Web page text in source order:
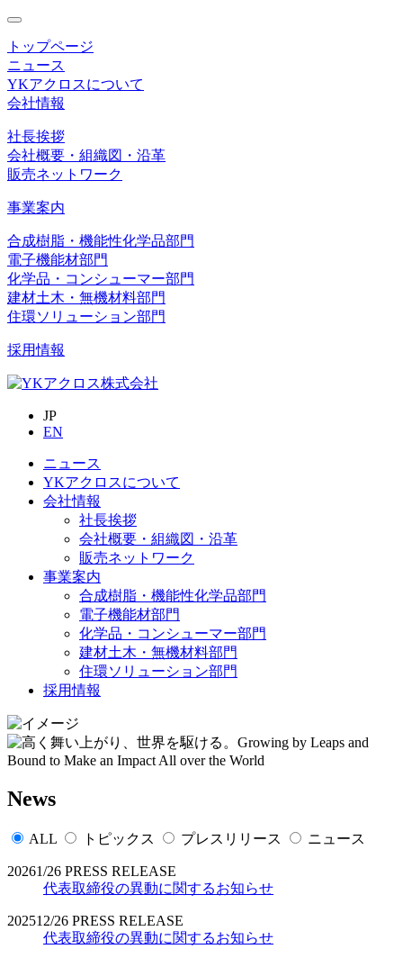
toggle
navigation
トップページ
ニュース
YKアクロスについて
会社情報
社長挨拶
会社概要・組織図・沿革
販売ネットワーク
事業案内
合成樹脂・機能性化学品部門
電子機能材部門
化学品・コンシューマー部門
建材土木・無機材料部門
住環ソリューション部門
採用情報
JP
EN
ニュース
YKアクロスについて
会社情報
社長挨拶
会社概要・組織図・沿革
販売ネットワーク
事業案内
合成樹脂・機能性化学品部門
電子機能材部門
化学品・コンシューマー部門
建材土木・無機材料部門
住環ソリューション部門
採用情報
News
ALL トピックス プレスリリース ニュース
20261/26 PRESS RELEASE
代表取締役の異動に関するお知らせ
202512/26 PRESS RELEASE
代表取締役の異動に関するお知らせ